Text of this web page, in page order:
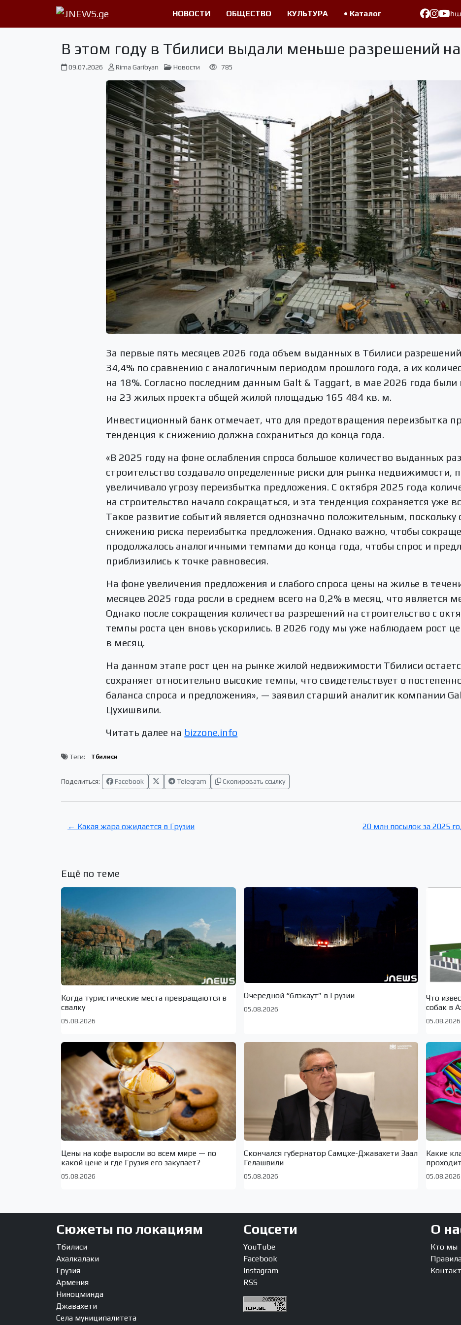
НОВОСТИ ОБЩЕСТВО КУЛЬТУРА • Каталог
В этом году в Тбилиси выдали меньше разрешений на
09.07.2026 Rima Garibyan Новости 785
За первые пять месяцев 2026 года объем выданных в Тбилиси
34,4% по сравнению с аналогичным периодом прошлого года, а их
на 18%. Согласно последним данным Galt & Taggart, в мае 2026 года
на 23 жилых проекта общей жилой площадью 165 484 кв. м.
Инвестиционный банк отмечает, что для предотвращения переизбытка
тенденция к снижению должна сохраниться до конца года.
«В 2025 году на фоне ослабления спроса большое количество выданных
строительство создавало определенные риски для рынка недвижимости,
увеличивало угрозу переизбытка предложения. С октября 2025 года
на строительство начало сокращаться, и эта тенденция сохраняется уже
Такое развитие событий является однозначно положительным, поскольку
снижению риска переизбытка предложения. Однако важно, чтобы
продолжалось аналогичными темпами до конца года, чтобы спрос и
приблизились к точке равновесия.
На фоне увеличения предложения и слабого спроса цены на жилье в
месяцев 2025 года росли в среднем всего на 0,2% в месяц, что является
Однако после сокращения количества разрешений на строительство с
темпы роста цен вновь ускорились. В 2026 году мы уже наблюдаем рост
в месяц.
На данном этапе рост цен на рынке жилой недвижимости Тбилиси
сохраняет относительно высокие темпы, что свидетельствует о
баланса спроса и предложения», — заявил старший аналитик компании
Цухишвили.
Читать далее на bizzone.info
Теги: Тбилиси
Поделиться: Facebook Telegram Скопировать ссылку
← Какая жара ожидается в Грузии 20 млн посылок за 2025
Ещё по теме
Когда туристические места превращаются в
свалку
05.08.2026
Очередной “блэкаут” в Грузии
05.08.2026
Что
собак в
05.08.2026
Цены на кофе выросли во всем мире — по
какой цене и где Грузия его закупает?
05.08.2026
Скончался губернатор Самцхе-Джавахети Заал
Гелашвили
05.08.2026
Какие
05.08.2026
Сюжеты по локациям
Тбилиси
Ахалкалаки
Грузия
Армения
Ниноцминда
Джавахети
Села муниципалитета
Соцсети
YouTube
Facebook
Instagram
RSS
О
Кто мы